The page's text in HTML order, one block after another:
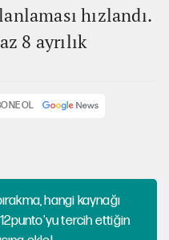
hızlandı.
8 ayrılık
OL
hangi kaynağı
tercih ettiğin